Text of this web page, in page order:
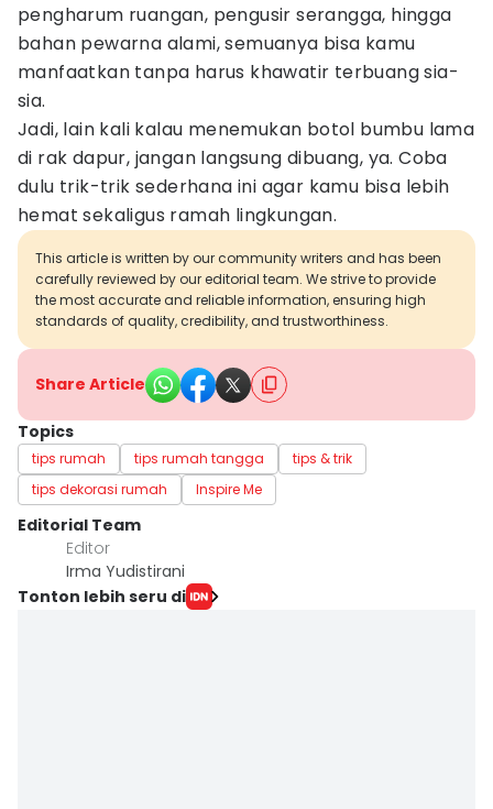
pengharum ruangan, pengusir serangga, hingga
bahan pewarna alami, semuanya bisa kamu
manfaatkan tanpa harus khawatir terbuang sia-
sia.
Jadi, lain kali kalau menemukan botol bumbu lama
di rak dapur, jangan langsung dibuang, ya. Coba
dulu trik-trik sederhana ini agar kamu bisa lebih
hemat sekaligus ramah lingkungan.
This article is written by our community writers and has been
carefully reviewed by our editorial team. We strive to provide
the most accurate and reliable information, ensuring high
standards of quality, credibility, and trustworthiness.
Share Article
Topics
tips rumah tips rumah tangga
tips & trik
tips dekorasi rumah
Inspire Me
Editorial Team
Editor
Irma Yudistirani
Tonton lebih seru di